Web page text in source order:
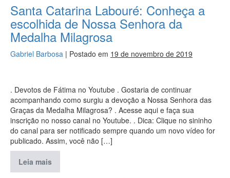
Santa Catarina Labouré: Conheça a
escolhida de Nossa Senhora da
Medalha Milagrosa
Gabriel Barbosa | Postado em 19 de novembro de 2019
. Devotos de Fátima no Youtube . Gostaria de continuar
acompanhando como surgiu a devoção a Nossa Senhora das
Graças da Medalha Milagrosa? . Acesse aqui e faça sua
inscrição no nosso canal no Youtube. . Dica: Clique no sininho
do canal para ser notificado sempre quando um novo vídeo for
publicado. Assim, você não […]
Leia mais